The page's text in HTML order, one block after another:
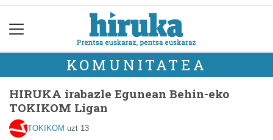
KOMUNITATEA
HIRUKA irabazle Egunean Behin-eko
TOKIKOM Ligan
TOKIKOM uzt 13